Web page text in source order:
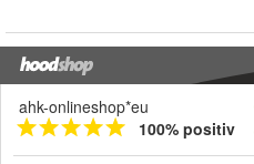
ahk-onlineshop*eu
100% positiv